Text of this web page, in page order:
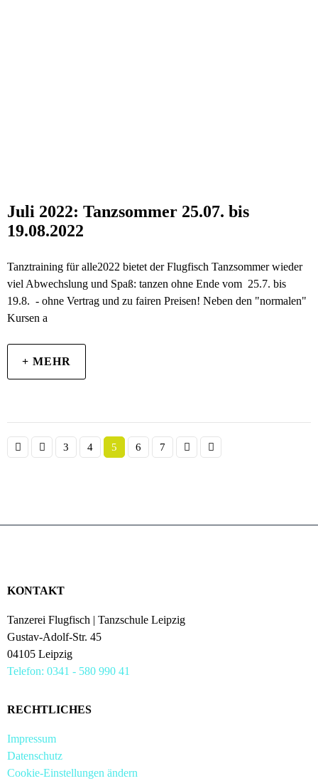
Juli 2022: Tanzsommer 25.07. bis
19.08.2022
Tanztraining für alle2022 bietet der Flugfisch Tanzsommer wieder
viel Abwechslung und Spaß: tanzen ohne Ende vom 25.7. bis
19.8. - ohne Vertrag und zu fairen Preisen! Neben den "normalen"
Kursen a
+ MEHR
3 4 5 6 7
KONTAKT
Tanzerei Flugfisch | Tanzschule Leipzig
Gustav-Adolf-Str. 45
04105 Leipzig
Telefon: 0341 - 580 990 41
RECHTLICHES
Impressum
Datenschutz
Cookie-Einstellungen ändern